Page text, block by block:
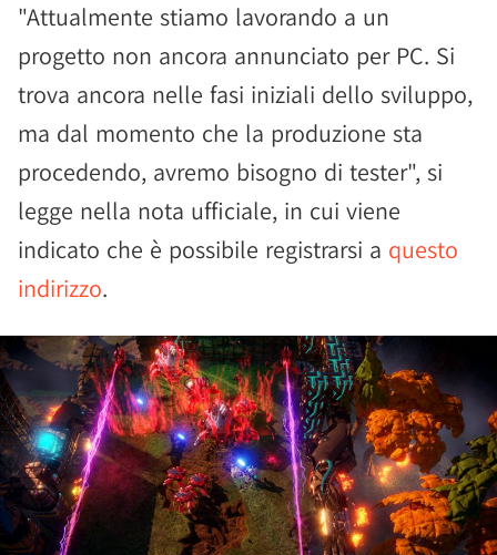
"Attualmente stiamo lavorando a un
progetto non ancora annunciato per PC. Si
trova ancora nelle fasi iniziali dello sviluppo,
ma dal momento che la produzione sta
procedendo, avremo bisogno di tester", si
legge nella nota ufficiale, in cui viene
indicato che è possibile registrarsi a questo
indirizzo.